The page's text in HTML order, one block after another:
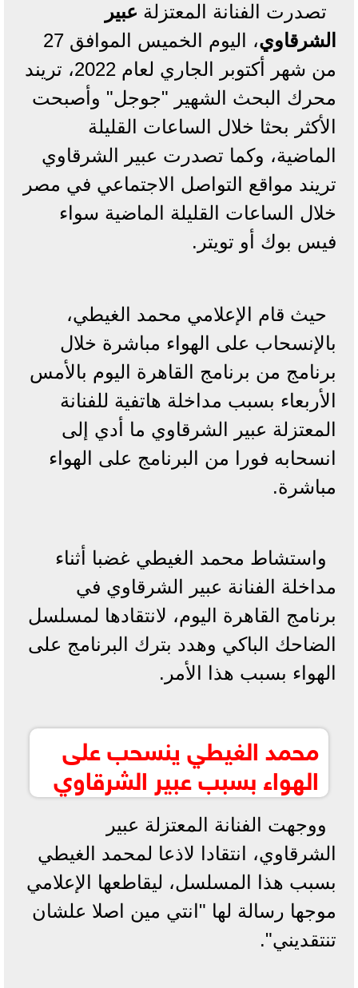
تصدرت الفنانة المعتزلة عبير
الشرقاوي
، اليوم الخميس الموافق 27
من شهر أكتوبر الجاري لعام 2022، تريند
محرك البحث الشهير "جوجل" وأصبحت
الأكثر بحثا خلال الساعات القليلة
الماضية، وكما تصدرت عبير الشرقاوي
تريند مواقع التواصل الاجتماعي في مصر
خلال الساعات القليلة الماضية سواء
فيس بوك أو تويتر.
حيث قام الإعلامي محمد الغيطي،
بالإنسحاب على الهواء مباشرة خلال
برنامج من برنامج القاهرة اليوم بالأمس
الأربعاء بسبب مداخلة هاتفية للفنانة
المعتزلة عبير الشرقاوي ما أدي إلى
انسحابه فورا من البرنامج على الهواء
مباشرة.
واستشاط محمد الغيطي غضبا أثناء
مداخلة الفنانة عبير الشرقاوي في
برنامج القاهرة اليوم، لانتقادها لمسلسل
الضاحك الباكي وهدد بترك البرنامج على
الهواء بسبب هذا الأمر.
محمد الغيطي ينسحب على
الهواء بسبب عبير الشرقاوي
ووجهت الفنانة المعتزلة عبير
الشرقاوي، انتقادا لاذعا لمحمد الغيطي
بسبب هذا المسلسل، ليقاطعها الإعلامي
موجها رسالة لها "انتي مين اصلا علشان
تنتقديني".